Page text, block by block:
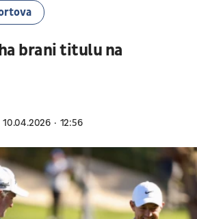
brani titulu na
10.04.2026 12:56